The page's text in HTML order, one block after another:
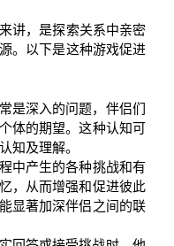
讲，是探索关系中亲密
。以下是这种游戏促进
是深入的问题，伴侣们
体的期望。这种认知可
知及理解。
中产生的各种挑战和有
，从而增强和促进彼此
显著加深伴侣之间的联